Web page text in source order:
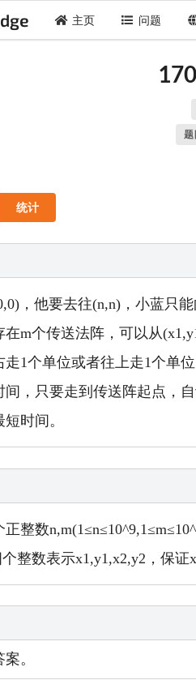
主页 问题
题
统计
，他要去往(n,n)，小蓝只
m个传送法阵，可以从
1个单位或者往上走1个单
，只要走到传送阵起点，
时间。
整数
整数表示x1,y1,x2,y2，保证
。